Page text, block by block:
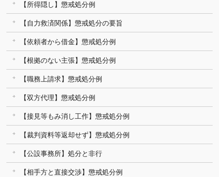
【所得隠し】懲戒処分例
【自力救済関係】懲戒処分の要旨
【依頼者から借金】懲戒処分例
【根拠のない主張】懲戒処分例
【職務上請求】懲戒処分例
【双方代理】懲戒処分例
【接見等もみ消し工作】懲戒処分例
【裁判資料等返却せず】懲戒処分例
【公設事務所】処分と非行
【相手方と直接交渉】懲戒処分例